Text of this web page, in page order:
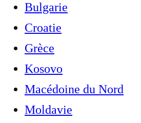
Bulgarie
Croatie
Grèce
Kosovo
Macédoine du Nord
Moldavie